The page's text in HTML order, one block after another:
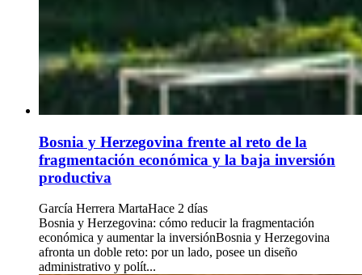
Bosnia y Herzegovina frente al reto de la
fragmentación económica y la baja inversión
productiva
García Herrera MartaHace 2 días
Bosnia y Herzegovina: cómo reducir la fragmentación
económica y aumentar la inversiónBosnia y Herzegovina
afronta un doble reto: por un lado, posee un diseño
administrativo y polít...